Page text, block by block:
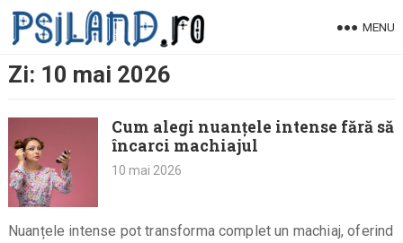
Skip
MENU
Zi: 10 mai 2026
Cum alegi nuanțele intense fără să
încarci machiajul
10 mai 2026
Nuanțele intense pot transforma complet un machiaj, oferind